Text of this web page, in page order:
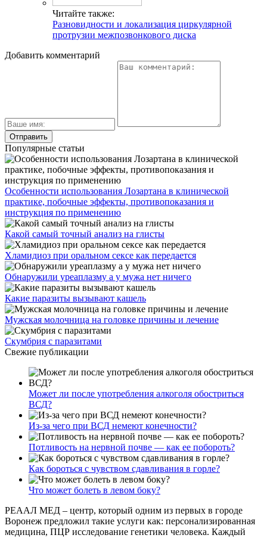
Читайте также:
Разновидности и локализация циркулярной
протрузии межпозвонкового диска
Добавить комментарий
Популярные статьи
Особенности использования Лозартана в клинической
практике, побочные эффекты, противопоказания и
инструкция по применению
Какой самый точный анализ на глисты
Хламидиоз при оральном сексе как передается
Обнаружили уреаплазму а у мужа нет ничего
Какие паразиты вызывают кашель
Мужская молочница на головке причины и лечение
Скумбрия с паразитами
Свежие публикации
Может ли после употребления алкоголя обостриться
ВСД?
Из-за чего при ВСД немеют конечности?
Потливость на нервной почве — как ее побороть?
Как бороться с чувством сдавливания в горле?
Что может болеть в левом боку?
РЕААЛ МЕД – центр, который одним из первых в городе
Воронеж предложил такие услуги как: персонализированная
медицина, ПЦР исследование генетики человека. Каждый